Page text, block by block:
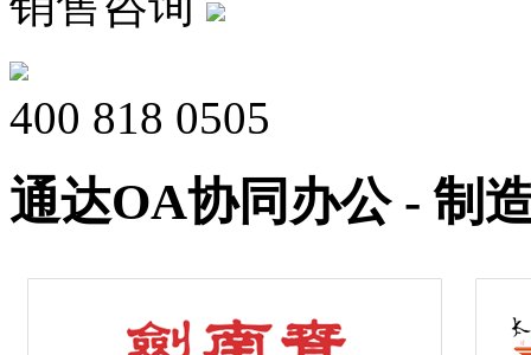
400 818 0505
通达OA协同办公 - 制